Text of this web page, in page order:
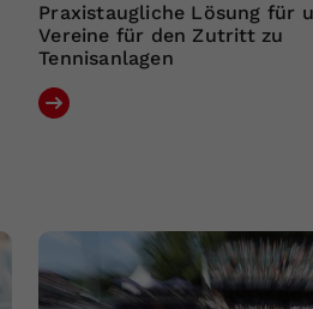
Praxistaugliche Lösung für
Vereine für den Zutritt zu
Tennisanlagen